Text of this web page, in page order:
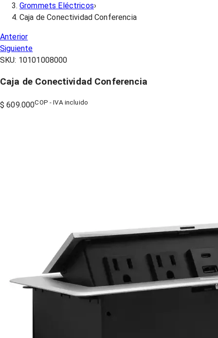
Grommets Eléctricos›
Caja de Conectividad Conferencia
Anterior
Siguiente
SKU: 10101008000
Caja de Conectividad Conferencia
$ 609.000COP - IVA incluido